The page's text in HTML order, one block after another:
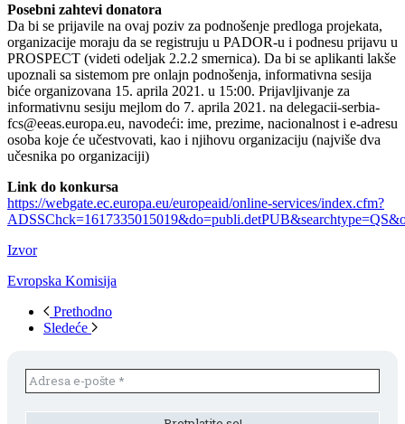
Posebni zahtevi donatora
Da bi se prijavile na ovaj poziv za podnošenje predloga projekata,
organizacije moraju da se registruju u PADOR-u i podnesu prijavu u
PROSPECT (videti odeljak 2.2.2 smernica). Da bi se aplikanti lakše
upoznali sa sistemom pre onlajn podnošenja, informativna sesija
biće organizovana 15. aprila 2021. u 15:00. Prijavljivanje za
informativnu sesiju mejlom do 7. aprila 2021. na delegacii-serbia-
fcs@eeas.europa.eu, navodeći: ime, prezime, nacionalnost i e-adresu
osoba koje će učestvovati, kao i njihovu organizaciju (najviše dva
učesnika po organizaciji)
Link do konkursa
https://webgate.ec.europa.eu/europeaid/online-services/index.cfm?
Izvor
Evropska Komisija
Prethodno
Sledeće